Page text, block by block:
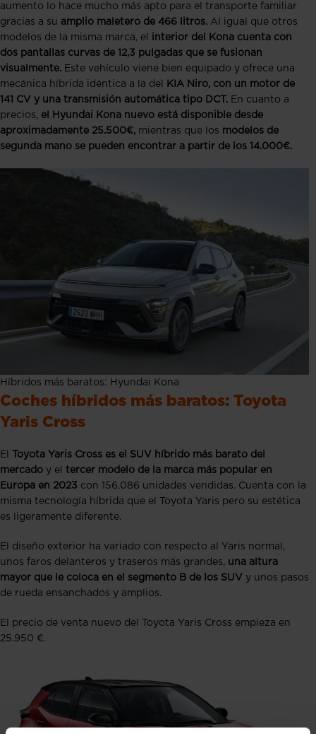
aumento lo hace mucho más apto para el transporte familiar
gracias a su amplio maletero de 466 litros. Al igual que otros
modelos de la misma marca, el interior del Kona cuenta con
dos pantallas curvas de 12,3 pulgadas que se fusionan
visualmente. Este vehículo viene bien equipado y ofrece una
mecánica híbrida idéntica a la del
KIA Niro, con un motor de
141 CV y una transmisión automática tipo DCT. En cuanto a
precios, el Hyundai Kona nuevo está disponible desde
aproximadamente 25.500€, mientras que los modelos de
segunda mano se pueden encontrar a partir de los 14.000€.
Híbridos más baratos: Hyundai Kona
Coches híbridos más baratos: Toyota
Yaris Cross
El Toyota Yaris Cross es el SUV híbrido más barato del
mercado y el tercer modelo de la marca más popular en
Europa en 2023 con 156.086 unidades vendidas. Cuenta con la
misma tecnología híbrida que el Toyota Yaris pero su estética
es ligeramente diferente.
El diseño exterior ha variado con respecto al Yaris normal,
unos faros delanteros y traseros más grandes, una altura
mayor que le coloca en el segmento B de los SUV y unos pasos
de rueda ensanchados y amplios.
El precio de venta nuevo del Toyota Yaris Cross empieza en
25.950 €.